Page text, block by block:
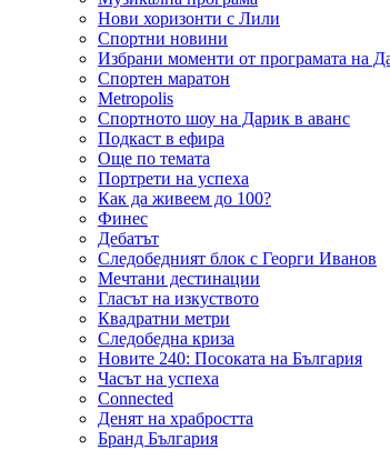
Нови хоризонти с Лили
Спортни новини
Избрани моменти от програмата на
Спортен маратон
Metropolis
Спортното шоу на Дарик в аванс
Подкаст в ефира
Още по темата
Портрети на успеха
Как да живеем до 100?
Финес
Дебатът
Следобедният блок с Георги Иванов
Мечтани дестинации
Гласът на изкуството
Квадратни метри
Следобедна криза
Новите 240: Посоката на България
Часът на успеха
Connected
Денят на храбростта
Бранд България